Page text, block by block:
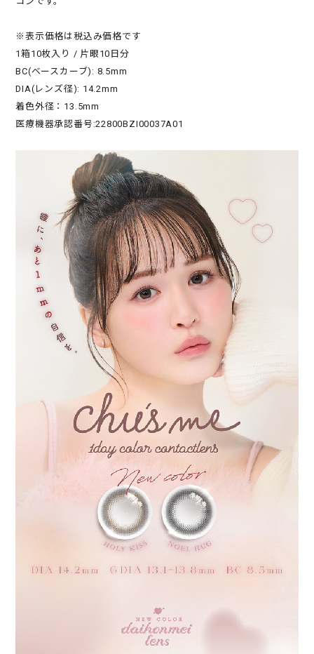
※表示価格は税込み価格です
1箱10枚入り / 片眼10日分
BC(ベースカーブ): 8.5mm
DIA(レンズ径): 14.2mm
着色外径：13.5mm
医療機器承認番号:22800BZI00037A01